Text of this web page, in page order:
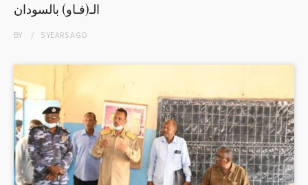
الـ(فـاو) بالسودان
BY 5 YEARSAGO